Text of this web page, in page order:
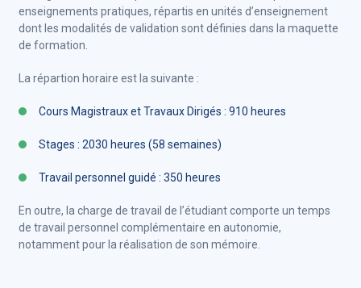
enseignements pratiques, répartis en unités d’enseignement
dont les modalités de validation sont définies dans la maquette
de formation.
La répartion horaire est la suivante :
Cours Magistraux et Travaux Dirigés : 910 heures
Stages : 2030 heures (58 semaines)
Travail personnel guidé : 350 heures
En outre, la charge de travail de l’étudiant comporte un temps
de travail personnel complémentaire en autonomie,
notamment pour la réalisation de son mémoire.